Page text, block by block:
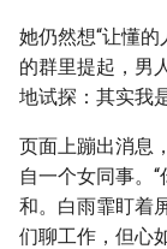
她仍然想“让懂
的群里提起，男
地试探：其实我
页面上蹦出消息
自一个女同事。
和。白雨霏盯着
们聊工作，但心